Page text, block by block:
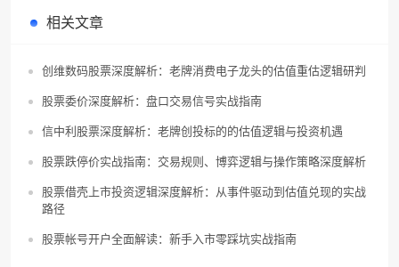
相关文章
创维数码股票深度解析：老牌消费电子龙头的估值重估逻辑研判
股票委价深度解析：盘口交易信号实战指南
信中利股票深度解析：老牌创投标的的估值逻辑与投资机遇
股票跌停价实战指南：交易规则、博弈逻辑与操作策略深度解析
股票借壳上市投资逻辑深度解析：从事件驱动到估值兑现的实战
路径
股票帐号开户全面解读：新手入市零踩坑实战指南